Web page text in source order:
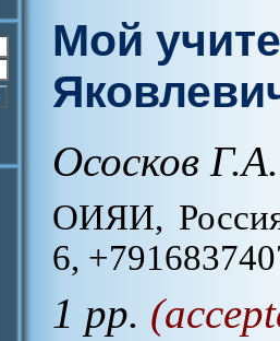
Мой
Ососков Г.А.
ОИЯИ,
6,
1 pp.